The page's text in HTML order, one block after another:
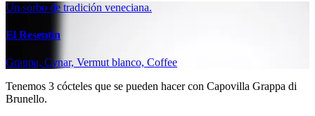
Un sorbo de tradición veneciana.
El Resentin
Grappa, Cynar, Vermut blanco, Coffee
Tenemos 3 cócteles que se pueden hacer con Capovilla Grappa di
Brunello.